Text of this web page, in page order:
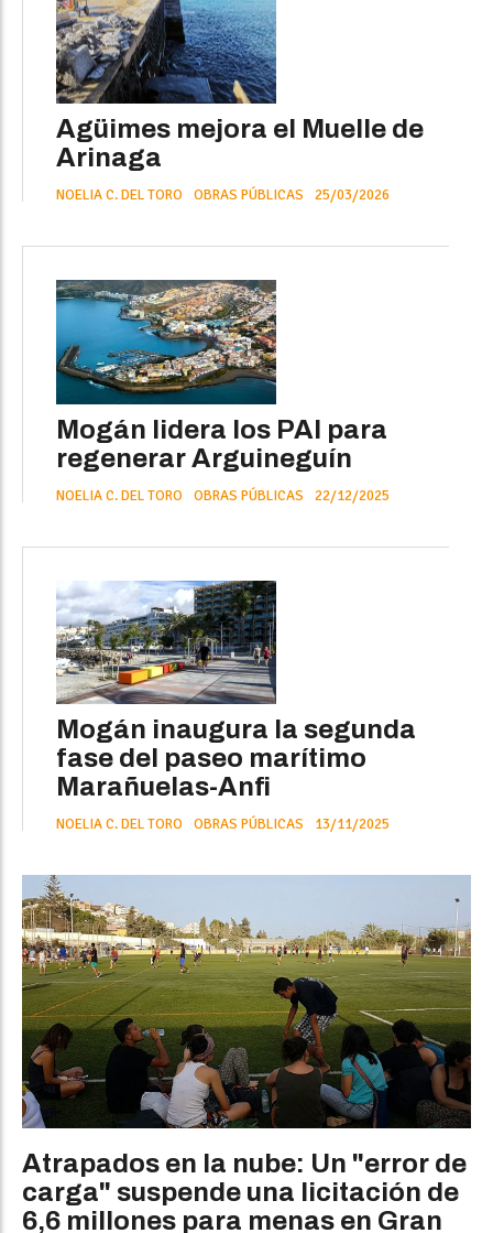
Agüimes mejora el Muelle de
Arinaga
NOELIA C. DEL TORO OBRAS PÚBLICAS 25/03/2026
Mogán lidera los PAI para
regenerar Arguineguín
NOELIA C. DEL TORO OBRAS PÚBLICAS 22/12/2025
Mogán inaugura la segunda
fase del paseo marítimo
Marañuelas-Anfi
NOELIA C. DEL TORO OBRAS PÚBLICAS 13/11/2025
Atrapados en la nube: Un "error de
carga" suspende una licitación de
6,6 millones para menas en Gran